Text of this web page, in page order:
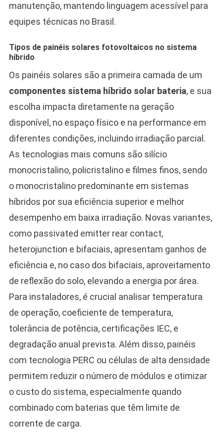
manutenção, mantendo linguagem acessível para
equipes técnicas no Brasil.
Tipos de painéis solares fotovoltaicos no sistema
híbrido
Os painéis solares são a primeira camada de um
componentes sistema híbrido solar bateria, e sua
escolha impacta diretamente na geração
disponível, no espaço físico e na performance em
diferentes condições, incluindo irradiação parcial.
As tecnologias mais comuns são silício
monocristalino, policristalino e filmes finos, sendo
o monocristalino predominante em sistemas
híbridos por sua eficiência superior e melhor
desempenho em baixa irradiação. Novas variantes,
como passivated emitter rear contact,
heterojunction e bifaciais, apresentam ganhos de
eficiência e, no caso dos bifaciais, aproveitamento
de reflexão do solo, elevando a energia por área.
Para instaladores, é crucial analisar temperatura
de operação, coeficiente de temperatura,
tolerância de potência, certificações IEC, e
degradação anual prevista. Além disso, painéis
com tecnologia PERC ou células de alta densidade
permitem reduzir o número de módulos e otimizar
o custo do sistema, especialmente quando
combinado com baterias que têm limite de
corrente de carga.